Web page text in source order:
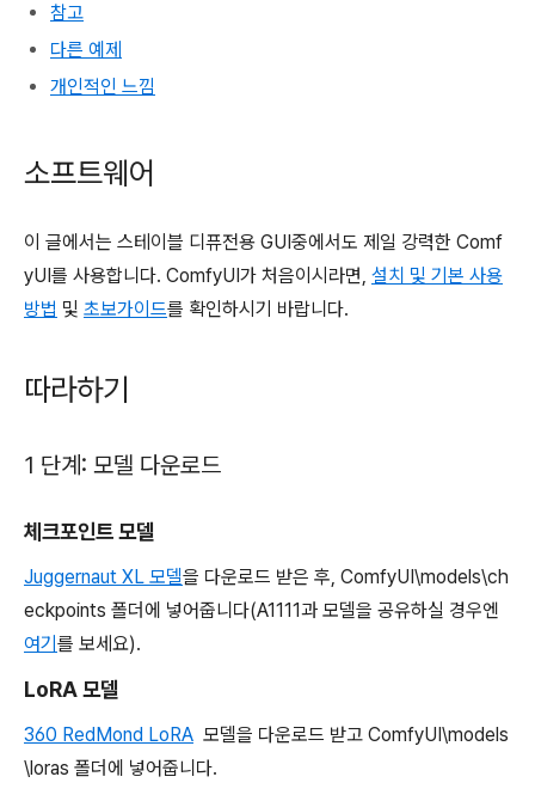
참고
다른 예제
개인적인 느낌
소프트웨어
이 글에서는 스테이블 디퓨전용 GUI중에서도 제일 강력한 Comf
yUI를 사용합니다. ComfyUI가 처음이시라면, 설치 및 기본 사용
방법 및 초보가이드를 확인하시기 바랍니다.
따라하기
1 단계: 모델 다운로드
체크포인트 모델
Juggernaut XL 모델을 다운로드 받은 후, ComfyUI\models\ch
eckpoints 폴더에 넣어줍니다(A1111과 모델을 공유하실 경우엔
여기를 보세요).
LoRA 모델
360 RedMond LoRA 모델을 다운로드 받고 ComfyUI\models
\loras 폴더에 넣어줍니다.